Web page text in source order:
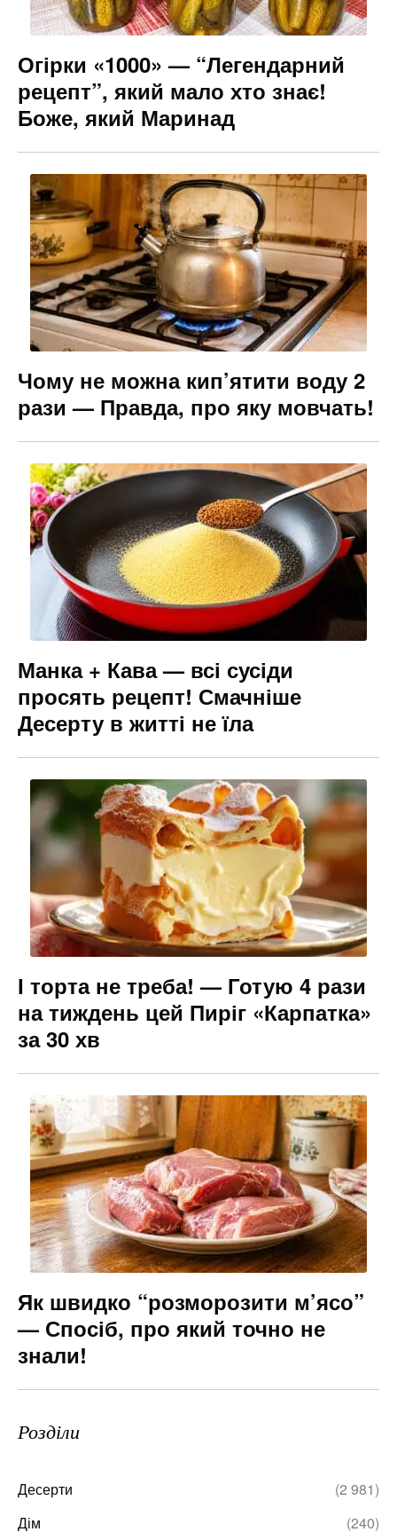
Огірки «1000» — “Легендарний
рецепт”, який мало хто знає!
Боже, який Маринад
Чому не можна кип’ятити воду 2
рази — Правда, про яку мовчать!
Манка + Кава — всі сусіди
просять рецепт! Смачніше
Десерту в житті не їла
І торта не треба! — Готую 4 рази
на тиждень цей Пиріг «Карпатка»
за 30 хв
Як швидко “розморозити м’ясо”
— Спосіб, про який точно не
знали!
Розділи
Десерти
(2 981)
Дім
(240)